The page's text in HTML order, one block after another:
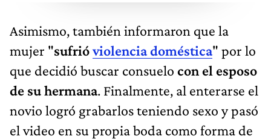
Asimismo, también informaron que la
mujer "sufrióviolencia doméstica" por lo
que decidió buscar consuelo con el esposo
de su hermana. Finalmente, al enterarse el
novio logró grabarlos teniendo sexo y pasó
el video en su propia boda como forma de